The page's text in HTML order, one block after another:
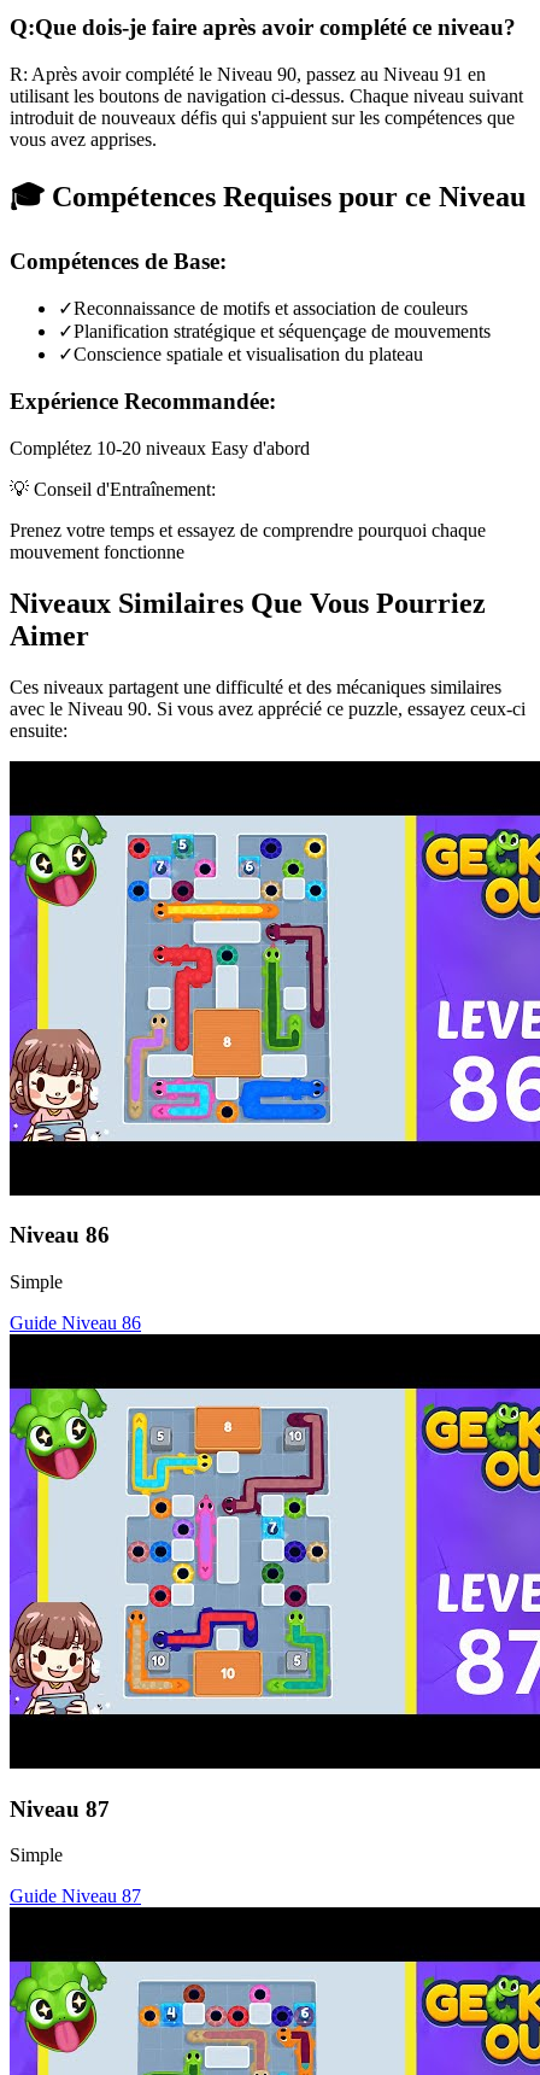
Q:Que dois-je faire après avoir complété ce niveau?
R: Après avoir complété le Niveau 90, passez au Niveau 91 en
utilisant les boutons de navigation ci-dessus. Chaque niveau suivant
introduit de nouveaux défis qui s'appuient sur les compétences que
vous avez apprises.
🎓 Compétences Requises pour ce Niveau
Compétences de Base:
✓Reconnaissance de motifs et association de couleurs
✓Planification stratégique et séquençage de mouvements
✓Conscience spatiale et visualisation du plateau
Expérience Recommandée:
Complétez 10-20 niveaux Easy d'abord
💡 Conseil d'Entraînement:
Prenez votre temps et essayez de comprendre pourquoi chaque
mouvement fonctionne
Niveaux Similaires Que Vous Pourriez
Aimer
Ces niveaux partagent une difficulté et des mécaniques similaires
avec le Niveau 90. Si vous avez apprécié ce puzzle, essayez ceux-ci
ensuite:
Niveau 86
Simple
Guide Niveau 86
Niveau 87
Simple
Guide Niveau 87